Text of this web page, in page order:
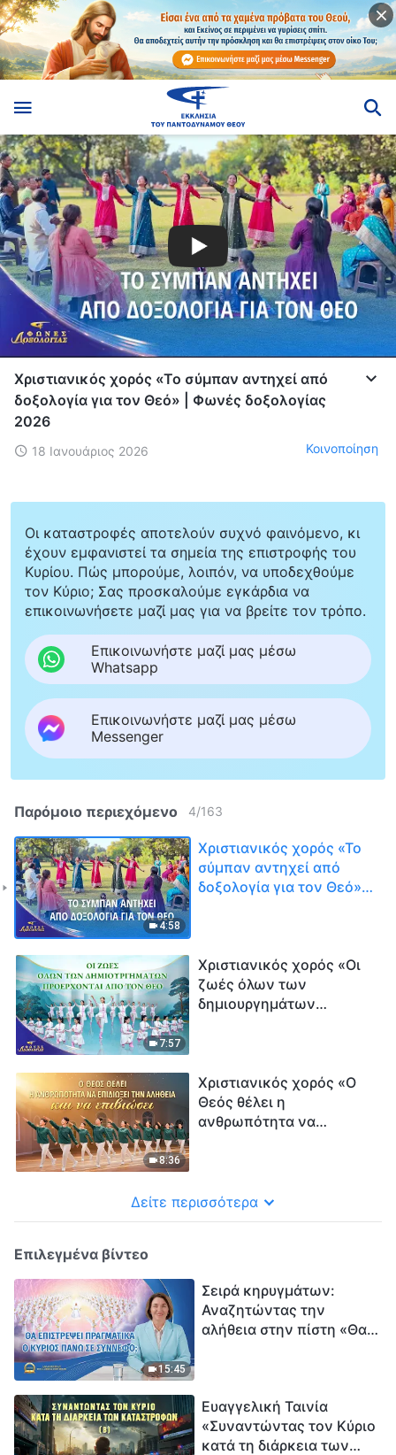
Χριστιανικός χορός «Το σύμπαν αντηχεί από
δοξολογία για τον Θεό» | Φωνές δοξολογίας
2026
18 Ιανουάριος 2026 Κοινοποίηση
Οι καταστροφές αποτελούν συχνό φαινόμενο, κι
έχουν εμφανιστεί τα σημεία της επιστροφής του
Κυρίου. Πώς μπορούμε, λοιπόν, να υποδεχθούμε
τον Κύριο; Σας προσκαλούμε εγκάρδια να
επικοινωνήσετε μαζί μας για να βρείτε τον τρόπο.
Επικοινωνήστε μαζί μας μέσω
Whatsapp
Επικοινωνήστε μαζί μας μέσω
Messenger
Παρόμοιο περιεχόμενο 4/163
4:58
Χριστιανικός χορός «Το
σύμπαν αντηχεί από
δοξολογία για τον Θεό» |
7:57
Χριστιανικός χορός «Οι
ζωές όλων των
δημιουργημάτων
8:36
Χριστιανικός χορός «Ο
Θεός θέλει η
ανθρωπότητα να
Δείτε περισσότερα
Επιλεγμένα βίντεο
15:45
Σειρά κηρυγμάτων:
Αναζητώντας την
αλήθεια στην πίστη «Θα
Ευαγγελική Ταινία
«Συναντώντας τον Κύριο
κατά τη διάρκεια των